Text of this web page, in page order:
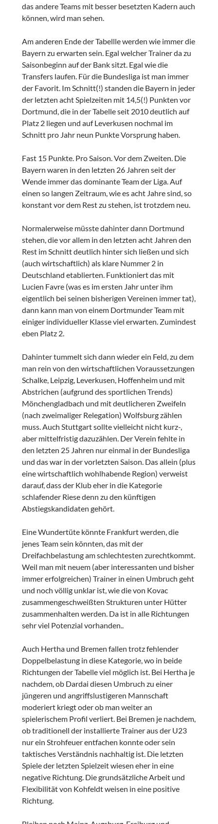
das andere Teams mit besser besetzten Kadern auch
können, wird man sehen.
Am anderen Ende der Tabellle werden wie immer die
Bayern zu erwarten sein. Egal welcher Trainer da zu
Saisonbeginn auf der Bank sitzt. Egal wie die
Transfers laufen. Für die Bundesliga ist man immer
der Favorit. Im Schnitt(!) standen die Bayern in jeder
der letzten acht Spielzeiten mit 14,5(!) Punkten vor
Dortmund, die in der Tabelle seit 2010 deutlich auf
Platz 2 liegen und auf Leverkusen nochmal im
Schnitt pro Jahr neun Punkte Vorsprung haben.
Fast 15 Punkte. Pro Saison. Vor dem Zweiten. Die
Bayern waren in den letzten 26 Jahren seit der
Wende immer das dominante Team der Liga. Auf
einen so langen Zeitraum, wie es acht Jahre sind, so
konstant vor dem Rest zu stehen, ist trotzdem neu.
Normalerweise müsste dahinter dann Dortmund
stehen, die vor allem in den letzten acht Jahren den
Rest im Schnitt deutlich hinter sich ließen und sich
(auch wirtschaftlich) als klare Nummer 2 in
Deutschland etablierten. Funktioniert das mit
Lucien Favre (was es im ersten Jahr unter ihm
eigentlich bei seinen bisherigen Vereinen immer tat),
dann kann man von einem Dortmunder Team mit
einiger individueller Klasse viel erwarten. Zumindest
eben Platz 2.
Dahinter tummelt sich dann wieder ein Feld, zu dem
man rein von den wirtschaftlichen Voraussetzungen
Schalke, Leipzig, Leverkusen, Hoffenheim und mit
Abstrichen (aufgrund des sportlichen Trends)
Mönchengladbach und mit deutlicheren Zweifeln
(nach zweimaliger Relegation) Wolfsburg zählen
muss. Auch Stuttgart sollte vielleicht nicht kurz-,
aber mittelfristig dazuzählen. Der Verein fehlte in
den letzten 25 Jahren nur einmal in der Bundesliga
und das war in der vorletzten Saison. Das allein (plus
eine wirtschaftlich wohlhabende Region) verweist
darauf, dass der Klub eher in die Kategorie
schlafender Riese denn zu den künftigen
Abstiegskandidaten gehört.
Eine Wundertüte könnte Frankfurt werden, die
jenes Team sein könnten, das mit der
Dreifachbelastung am schlechtesten zurechtkommt.
Weil man mit neuem (aber interessanten und bisher
immer erfolgreichen) Trainer in einen Umbruch geht
und noch völlig unklar ist, wie die von Kovac
zusammengeschweißten Strukturen unter Hütter
zusammenhalten werden. Da ist in alle Richtungen
sehr viel Potenzial vorhanden..
Auch Hertha und Bremen fallen trotz fehlender
Doppelbelastung in diese Kategorie, wo in beide
Richtungen der Tabelle viel möglich ist. Bei Hertha je
nachdem, ob Dardai diesen Umbruch zu einer
jüngeren und angriffslustigeren Mannschaft
moderiert kriegt oder ob man weiter an
spielerischem Profil verliert. Bei Bremen je nachdem,
ob traditionell der installierte Trainer aus der U23
nur ein Strohfeuer entfachen konnte oder sein
taktisches Verständnis nachhaltig ist. Die letzten
Spiele der letzten Spielzeit wiesen eher in eine
negative Richtung. Die grundsätzliche Arbeit und
Flexibilität von Kohfeldt weisen in eine positive
Richtung.